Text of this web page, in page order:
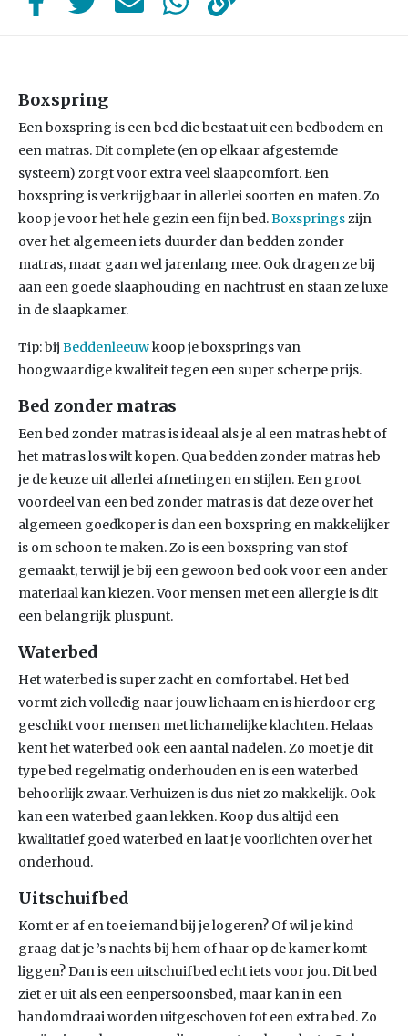
Boxspring
Een boxspring is een bed die bestaat uit een bedbodem en
een matras. Dit complete (en op elkaar afgestemde
systeem) zorgt voor extra veel slaapcomfort. Een
boxspring is verkrijgbaar in allerlei soorten en maten. Zo
koop je voor het hele gezin een fijn bed.Boxspringszijn
over het algemeen iets duurder dan bedden zonder
matras, maar gaan wel jarenlang mee. Ook dragen ze bij
aan een goede slaaphouding en nachtrust en staan ze luxe
in de slaapkamer.
Tip: bij Beddenleeuwkoop je boxsprings van
hoogwaardige kwaliteit tegen een super scherpe prijs.
Bed zonder matras
Een bed zonder matras is ideaal als je al een matras hebt of
het matras los wilt kopen. Qua bedden zonder matras heb
je de keuze uit allerlei afmetingen en stijlen. Een groot
voordeel van een bed zonder matras is dat deze over het
algemeen goedkoper is dan een boxspring en makkelijker
is om schoon te maken. Zo is een boxspring van stof
gemaakt, terwijl je bij een gewoon bed ook voor een ander
materiaal kan kiezen. Voor mensen met een allergie is dit
een belangrijk pluspunt.
Waterbed
Het waterbed is super zacht en comfortabel. Het bed
vormt zich volledig naar jouw lichaam en is hierdoor erg
geschikt voor mensen met lichamelijke klachten. Helaas
kent het waterbed ook een aantal nadelen. Zo moet je dit
type bed regelmatig onderhouden en is een waterbed
behoorlijk zwaar. Verhuizen is dus niet zo makkelijk. Ook
kan een waterbed gaan lekken. Koop dus altijd een
kwalitatief goed waterbed en laat je voorlichten over het
onderhoud.
Uitschuifbed
Komt er af en toe iemand bij je logeren? Of wil je kind
graag dat je ’s nachts bij hem of haar op de kamer komt
liggen? Dan is een uitschuifbed echt iets voor jou. Dit bed
ziet er uit als een eenpersoonsbed, maar kan in een
handomdraai worden uitgeschoven tot een extra bed. Zo